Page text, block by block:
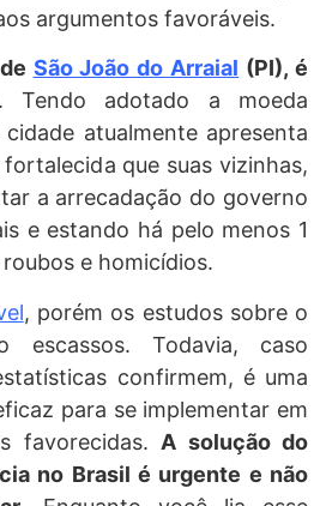
argumentos favoráveis.
São João do Arraial (PI), é
Tendo adotado a moeda
atualmente apresenta
que suas vizinhas,
a arrecadação do governo
e estando há pelo menos 1
e homicídios.
, porém os estudos sobre o
escassos. Todavia, caso
confirmem, é uma
para se implementar em
favorecidas. A solução do
no Brasil é urgente e não